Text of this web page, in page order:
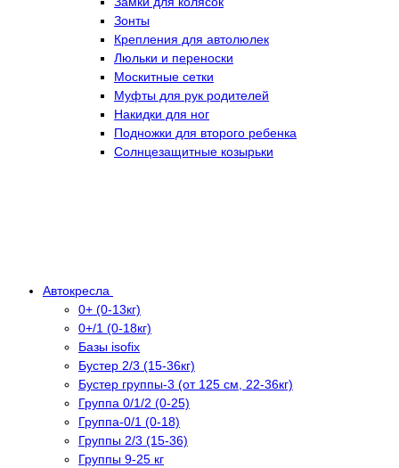
Зонты
Крепления для автолюлек
Люльки и переноски
Москитные сетки
Муфты для рук родителей
Накидки для ног
Подножки для второго ребенка
Солнцезащитные козырьки
Автокресла
0+ (0-13кг)
0+/1 (0-18кг)
Базы isofix
Бустер 2/3 (15-36кг)
Бустер группы-3 (от 125 см, 22-36кг)
Группа 0/1/2 (0-25)
Группа-0/1 (0-18)
Группы 2/3 (15-36)
Группы 9-25 кг